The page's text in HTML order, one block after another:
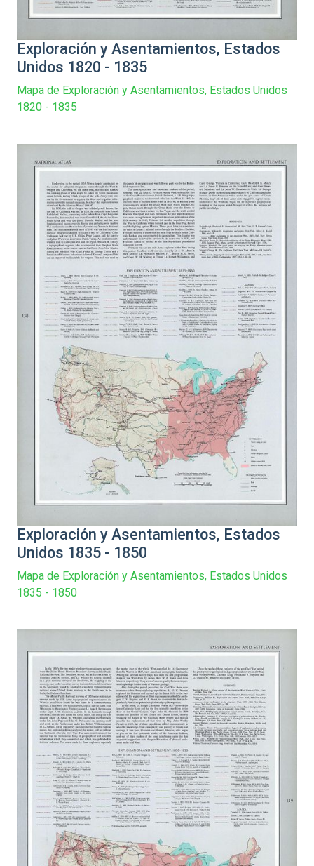
Exploración y Asentamientos, Estados
Unidos 1820 - 1835
Mapa de Exploración y Asentamientos, Estados Unidos
1820 - 1835
Exploración y Asentamientos, Estados
Unidos 1835 - 1850
Mapa de Exploración y Asentamientos, Estados Unidos
1835 - 1850